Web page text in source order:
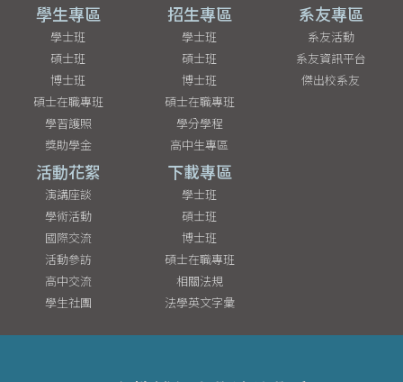
學生專區
學士班
碩士班
博士班
碩士在職專班
學習護照
獎助學金
招生專區
學士班
碩士班
博士班
碩士在職專班
學分學程
高中生專區
系友專區
系友活動
系友資訊平台
傑出校系友
活動花絮
演講座談
學術活動
國際交流
活動參訪
高中交流
學生社團
下載專區
學士班
碩士班
博士班
碩士在職專班
相關法規
法學英文字彙